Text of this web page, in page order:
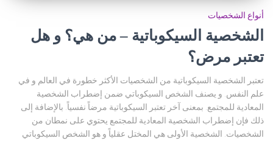
أنواع الشخصيات
الشخصية السيكوباتية – من هي؟ و هل
تعتبر مرض؟
تعتبر الشخصية السيكوباتية من الشخصيات الأكثر خطورة في العالم و في
علم النفس. و يصنف الشخص السيكوباتي ضمن إضطراب الشخصية
المعادية للمجتمع. بمعنى آخر تعتبر السيكوباتية مرضاً نفسياً. بالإضافة إلى
ذلك فإن إضطراب الشخصية المعادية للمجتمع يحتوي على نمطان من
الشخصيات. الشخصية الأولى هي المختل عقلياً و هو الشخص السيكوباتي